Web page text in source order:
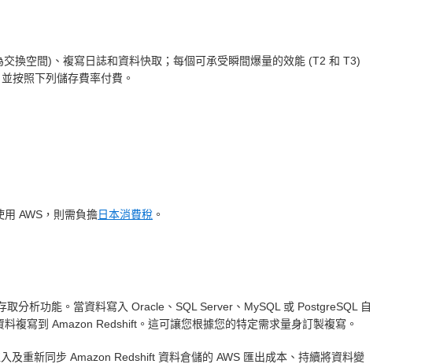
換空間)、複寫日誌和資料快取；每個可承受瞬間爆量的效能 (T2 和 T3)
按照下列儲存費率付費。
AWS，則需負擔日本消費稅 。
分析功能。當資料寫入 Oracle、SQL Server、MySQL 或 PostgreSQL 自
複寫到 Amazon Redshift。這可讓您根據您的特定需求量身訂製複寫。
及重新同步 Amazon Redshift 資料倉儲的 AWS 匯出成本、持續將資料變